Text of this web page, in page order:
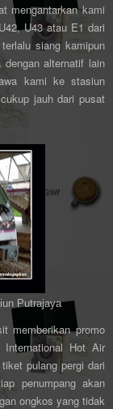
mengantarkan kami
U43 atau E1 dari
siang kamipun
dengan alternatif lain
kami ke stasiun
jauh dari pusat
Putrajaya
memberikan promo
International Hot Air
pulang pergi dari
penumpang akan
ongkos yang tidak